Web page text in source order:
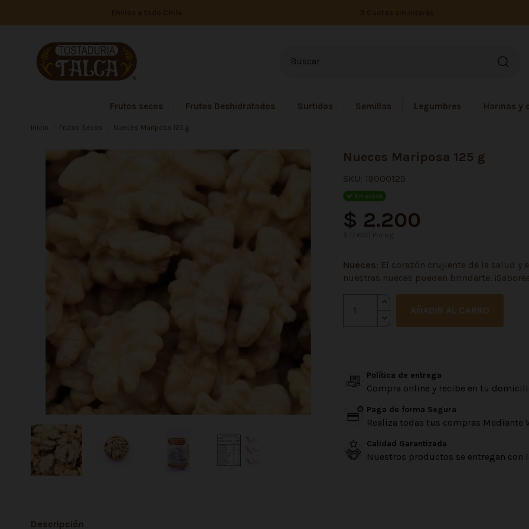
Frutos secos Frutos Deshidratados Surtidos Semillas Legumbres Harinas y
Inicio Frutos Secos Nueces Mariposa 125 g
Nueces Mariposa 125 g
SKU: 19000125
En stock
$ 2.200
$ 17.600 Por kg
Nueces: El corazón crujiente de la salud y
nuestras nueces pueden brindarte.
AÑADIR AL CARRO
Política de entrega
Compra online y recibe en tu
Paga de forma Segura
Realiza todas tus compras Mediante
Calidad Garantizada
Nuestros productos se entregan con
Descripción